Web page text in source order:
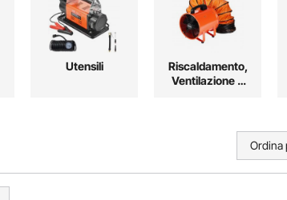
Utensili
Riscaldamento,
Ventilazione e
Ordina